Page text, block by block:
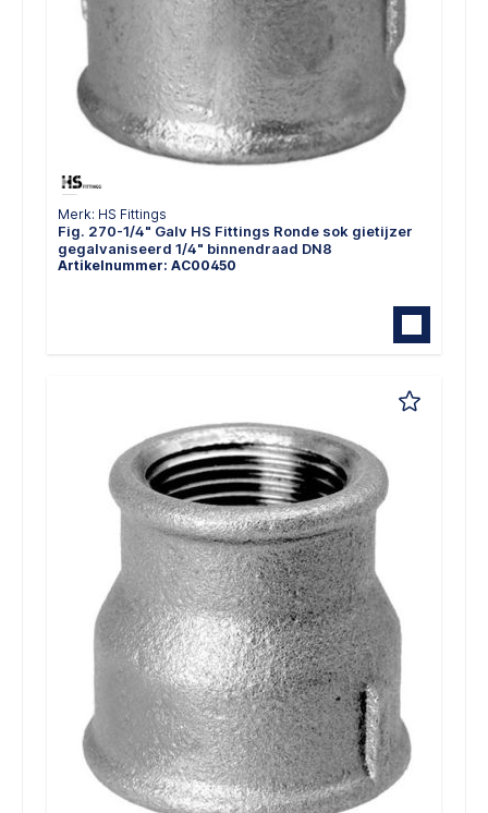
Merk: HS Fittings
Fig. 270-1/4" Galv HS Fittings Ronde sok gietijzer
gegalvaniseerd 1/4" binnendraad DN8
Artikelnummer: AC00450